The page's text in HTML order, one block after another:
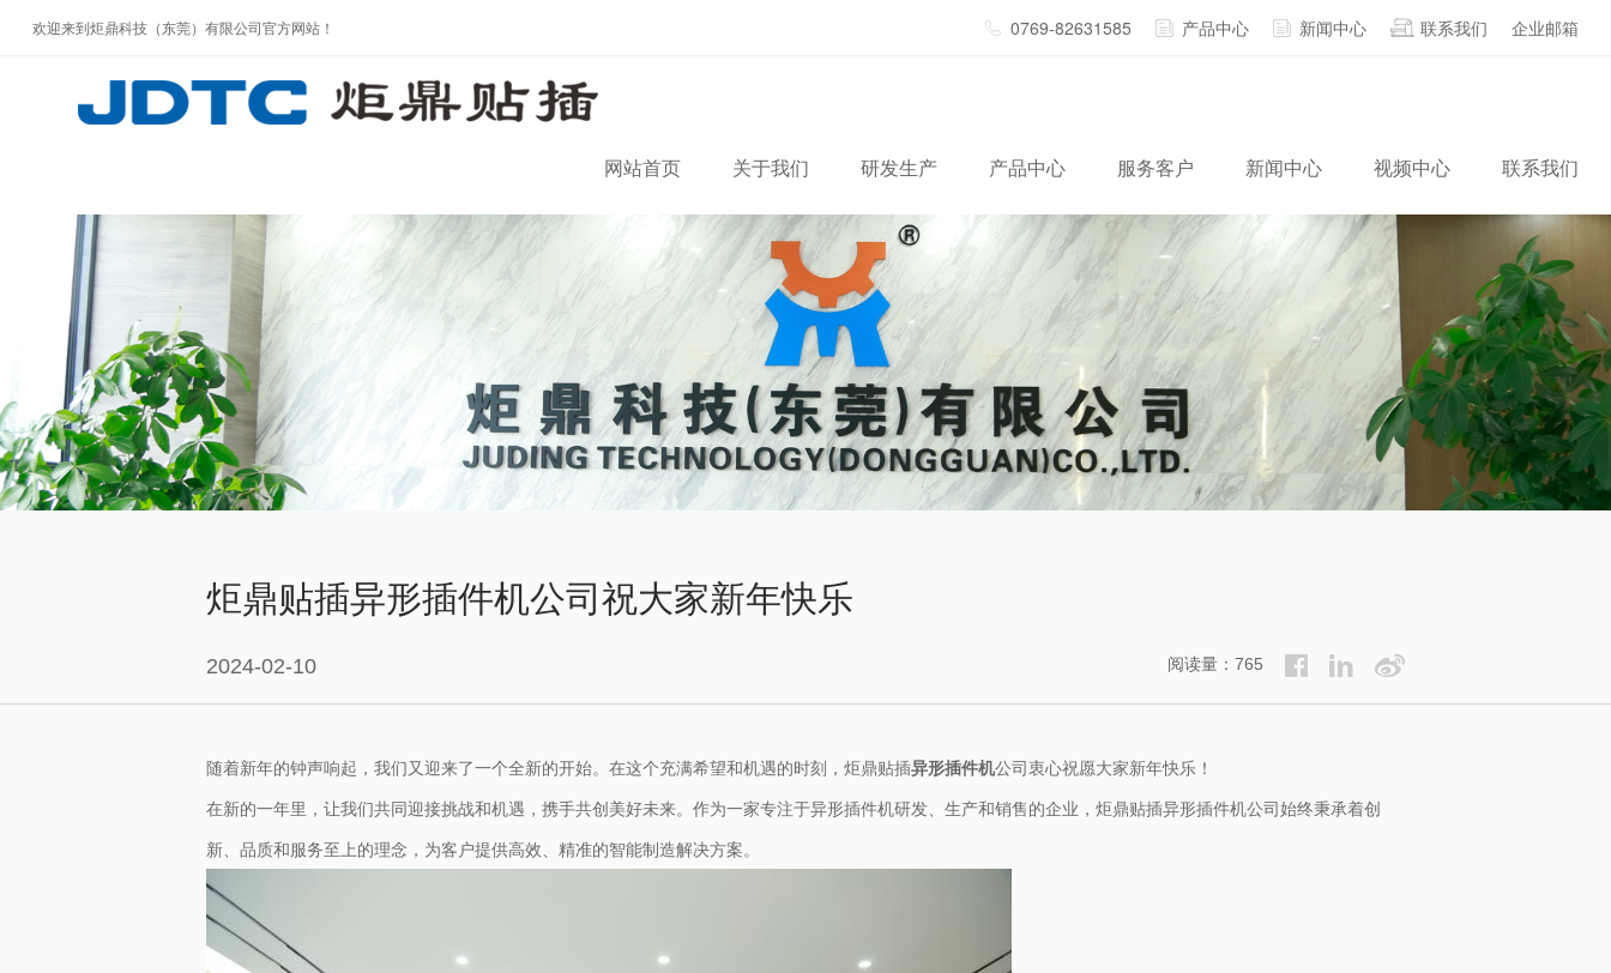
欢迎来到炬鼎科技（东莞）有限公司官方网站！ 0769-82631585 产品中心 新闻中心 联系我们 企业邮箱
网站首页 关于我们 研发生产 产品中心 服务客户 新闻中心 视频中心 联系我们
炬鼎贴插异形插件机公司祝大家新年快乐
2024-02-10 阅读量：765
随着新年的钟声响起，我们又迎来了一个全新的开始。在这个充满希望和机遇的时刻，炬鼎贴插异形插件机公司衷心祝愿大家新年快乐！
在新的一年里，让我们共同迎接挑战和机遇，携手共创美好未来。作为一家专注于异形插件机研发、生产和销售的企业，炬鼎贴插异形插件机公司始终秉承着创
新、品质和服务至上的理念，为客户提供高效、精准的智能制造解决方案。